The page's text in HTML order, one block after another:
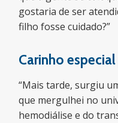
gostaria de ser
filho fosse cuidado?”
Carinho
“Mais tarde, surgiu
que mergulhei no
hemodiálise e do